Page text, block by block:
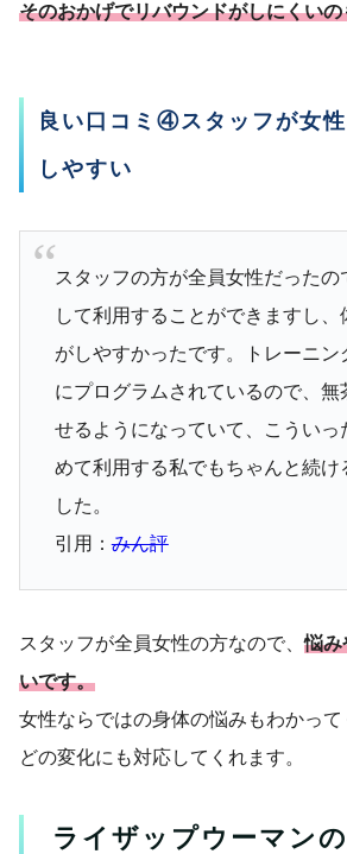
そのおかげでリバウンドがしにくい
良い口コミ④スタッフが女
しやすい
スタッフの方が全員女性だったの
して利用することができますし、
がしやすかったです。トレーニン
にプログラムされているので、無
せるようになっていて、こういっ
めて利用する私でもちゃんと続け
した。
引用：みん評
スタッフが全員女性の方なので、悩み
いです。
女性ならではの身体の悩みもわかっ
どの変化にも対応してくれます。
ライザップウーマン